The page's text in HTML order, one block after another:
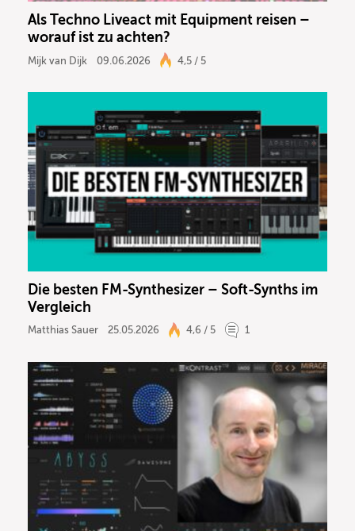
Als Techno Liveact mit Equipment reisen –
worauf ist zu achten?
Mijk van Dijk 09.06.2026 4,5 / 5
Die besten FM-Synthesizer – Soft-Synths im
Vergleich
Matthias Sauer 25.05.2026 4,6 / 5 1